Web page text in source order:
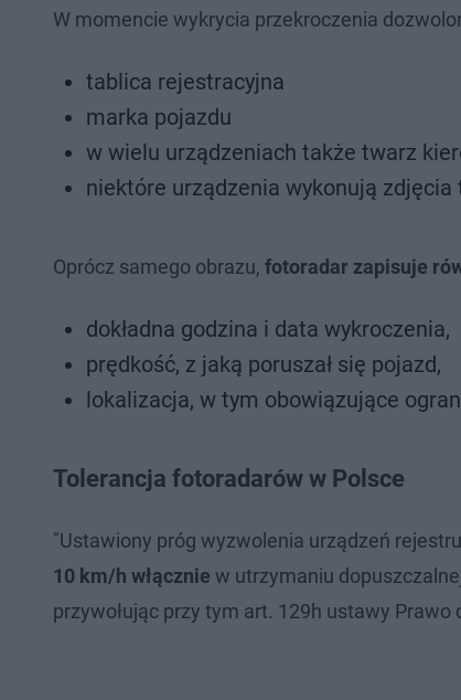
W momencie wykrycia przekroczenia
tablica rejestracyjna
marka pojazdu
w wielu urządzeniach także twarz
niektóre urządzenia wykonują zdjęcia
Oprócz samego obrazu, fotoradar zapisuje
dokładna godzina i data wykroczenia,
prędkość, z jaką poruszał się pojazd,
lokalizacja, w tym obowiązujące
Tolerancja fotoradarów w Polsce
"Ustawiony próg wyzwolenia urządzeń
10 km/h włącznie w utrzymaniu
przywołując przy tym art. 129h ustawy Prawo